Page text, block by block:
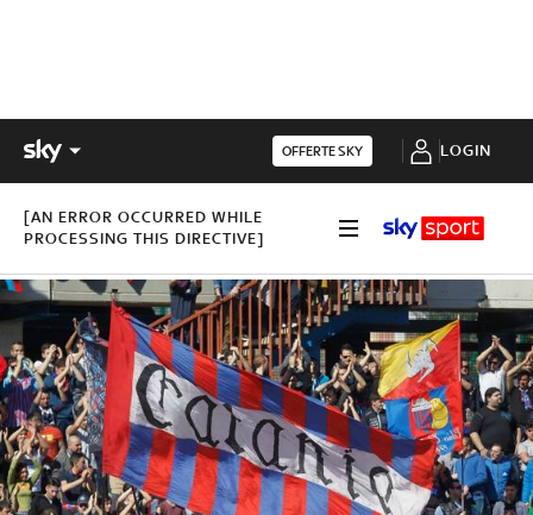
OFFERTE SKY LOGIN
[AN ERROR OCCURRED WHILE
PROCESSING THIS DIRECTIVE]